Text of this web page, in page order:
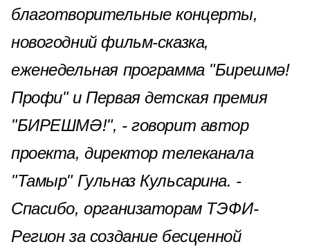
благотворительные концерты,
новогодний фильм-сказка,
еженедельная программа "Бирешмә!
Профи" и Первая детская премия
"БИРЕШМӘ!", - говорит автор
проекта, директор телеканала
"Тамыр" Гульназ Кульсарина. -
Спасибо, организаторам ТЭФИ-
Регион за создание бесценной